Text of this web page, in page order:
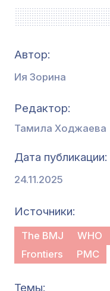
Автор:
Ия Зорина
Редактор
Тамила Ходжаева
Дата публикации
24.11.2025
Источники
The BMJ WHO
Frontiers
PMC
Темы